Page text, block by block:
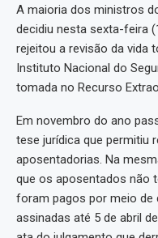
A maioria dos ministros
decidiu nesta sexta-feira
rejeitou a revisão da vida
Instituto Nacional do
tomada no Recurso
Em novembro do ano
tese jurídica que permitiu
aposentadorias. Na
que os aposentados não
foram pagos por meio de
assinadas até 5 de abril